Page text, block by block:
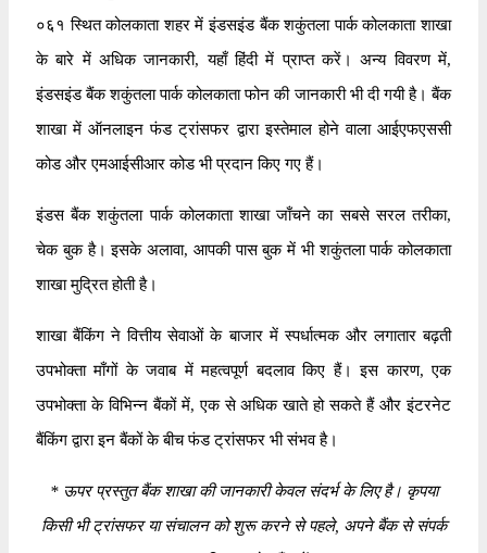
०६१ स्थित कोलकाता शहर में इंडसइंड बैंक शकुंतला पार्क कोलकाता शाखा
के बारे में अधिक जानकारी, यहाँ हिंदी में प्राप्त करें। अन्य विवरण में,
इंडसइंड बैंक शकुंतला पार्क कोलकाता फोन की जानकारी भी दी गयी है। बैंक
शाखा में ऑनलाइन फंड ट्रांसफर द्वारा इस्तेमाल होने वाला आईएफएससी
कोड और एमआईसीआर कोड भी प्रदान किए गए हैं।
इंडस बैंक शकुंतला पार्क कोलकाता शाखा जाँचने का सबसे सरल तरीका,
चेक बुक है। इसके अलावा, आपकी पास बुक में भी शकुंतला पार्क कोलकाता
शाखा मुद्रित होती है।
शाखा बैंकिंग ने वित्तीय सेवाओं के बाजार में स्पर्धात्मक और लगातार बढ़ती
उपभोक्ता माँगों के जवाब में महत्वपूर्ण बदलाव किए हैं। इस कारण, एक
उपभोक्ता के विभिन्न बैंकों में, एक से अधिक खाते हो सकते हैं और इंटरनेट
बैंकिंग द्वारा इन बैंकों के बीच फंड ट्रांसफर भी संभव है।
*ऊपर प्रस्तुत बैंक शाखा की जानकारी केवल संदर्भ के लिए है। कृपया
किसी भी ट्रांसफर या संचालन को शुरू करने से पहले, अपने बैंक से संपर्क